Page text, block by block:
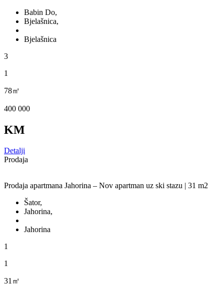
Babin Do,
Bjelašnica,
Bjelašnica
3
1
78㎡
400 000
KM
Detalji
Prodaja
Prodaja apartmana Jahorina – Nov apartman uz ski stazu | 31 m2
Šator,
Jahorina,
Jahorina
1
1
31㎡